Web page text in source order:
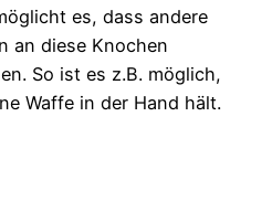
es, dass andere
an diese Knochen
So ist es z.B. möglich,
Waffe in der Hand hält.